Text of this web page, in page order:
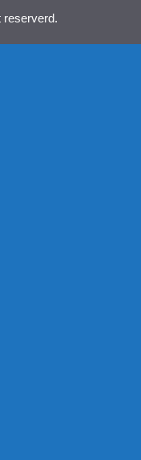
reserverd.